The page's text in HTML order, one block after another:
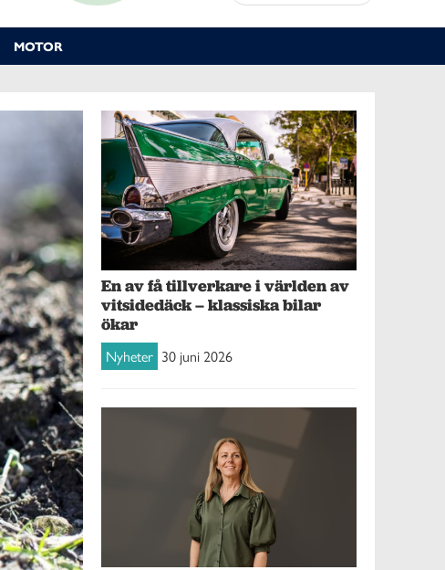
MOTOR
En av få tillverkare i världen av
vitsidedäck – klassiska bilar
ökar
Nyheter 30 juni 2026